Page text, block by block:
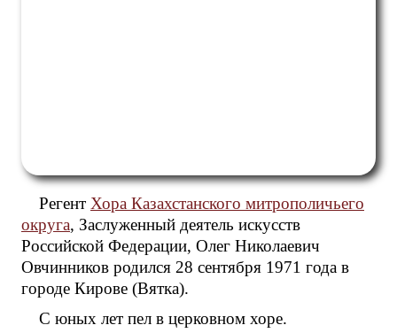
Регент Хора Казахстанского митрополичьего
округа, Заслуженный деятель искусств
Российской Федерации, Олег Николаевич
Овчинников родился 28 сентября 1971 года в
городе Кирове (Вятка).
С юных лет пел в церковном хоре.